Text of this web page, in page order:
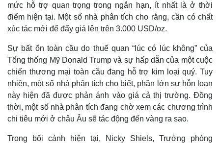
mức hỗ trợ quan trọng trong ngắn hạn, ít nhất là ở thời
điểm hiện tại. Một số nhà phân tích cho rằng, cần có chất
xúc tác mới để đẩy giá lên trên 3.000 USD/oz.
Sự bất ổn toàn cầu do thuế quan “lúc có lúc không” của
Tổng thống Mỹ Donald Trump và sự hấp dẫn của một cuộc
chiến thương mại toàn cầu đang hỗ trợ kim loại quý. Tuy
nhiên, một số nhà phân tích cho biết, phần lớn sự hỗn loạn
này hiện đã được phản ánh vào giá cả thị trường. Đồng
thời, một số nhà phân tích đang chờ xem các chương trình
chi tiêu mới ở châu Âu sẽ tác động đến vàng ra sao.
Trong bối cảnh hiện tại, Nicky Shiels, Trưởng phòng